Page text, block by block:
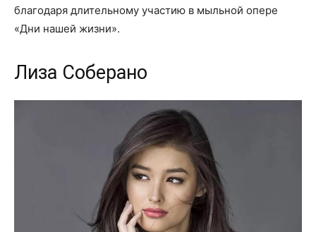
благодаря длительному участию в мыльной опере
«Дни нашей жизни».
Лиза Соберано